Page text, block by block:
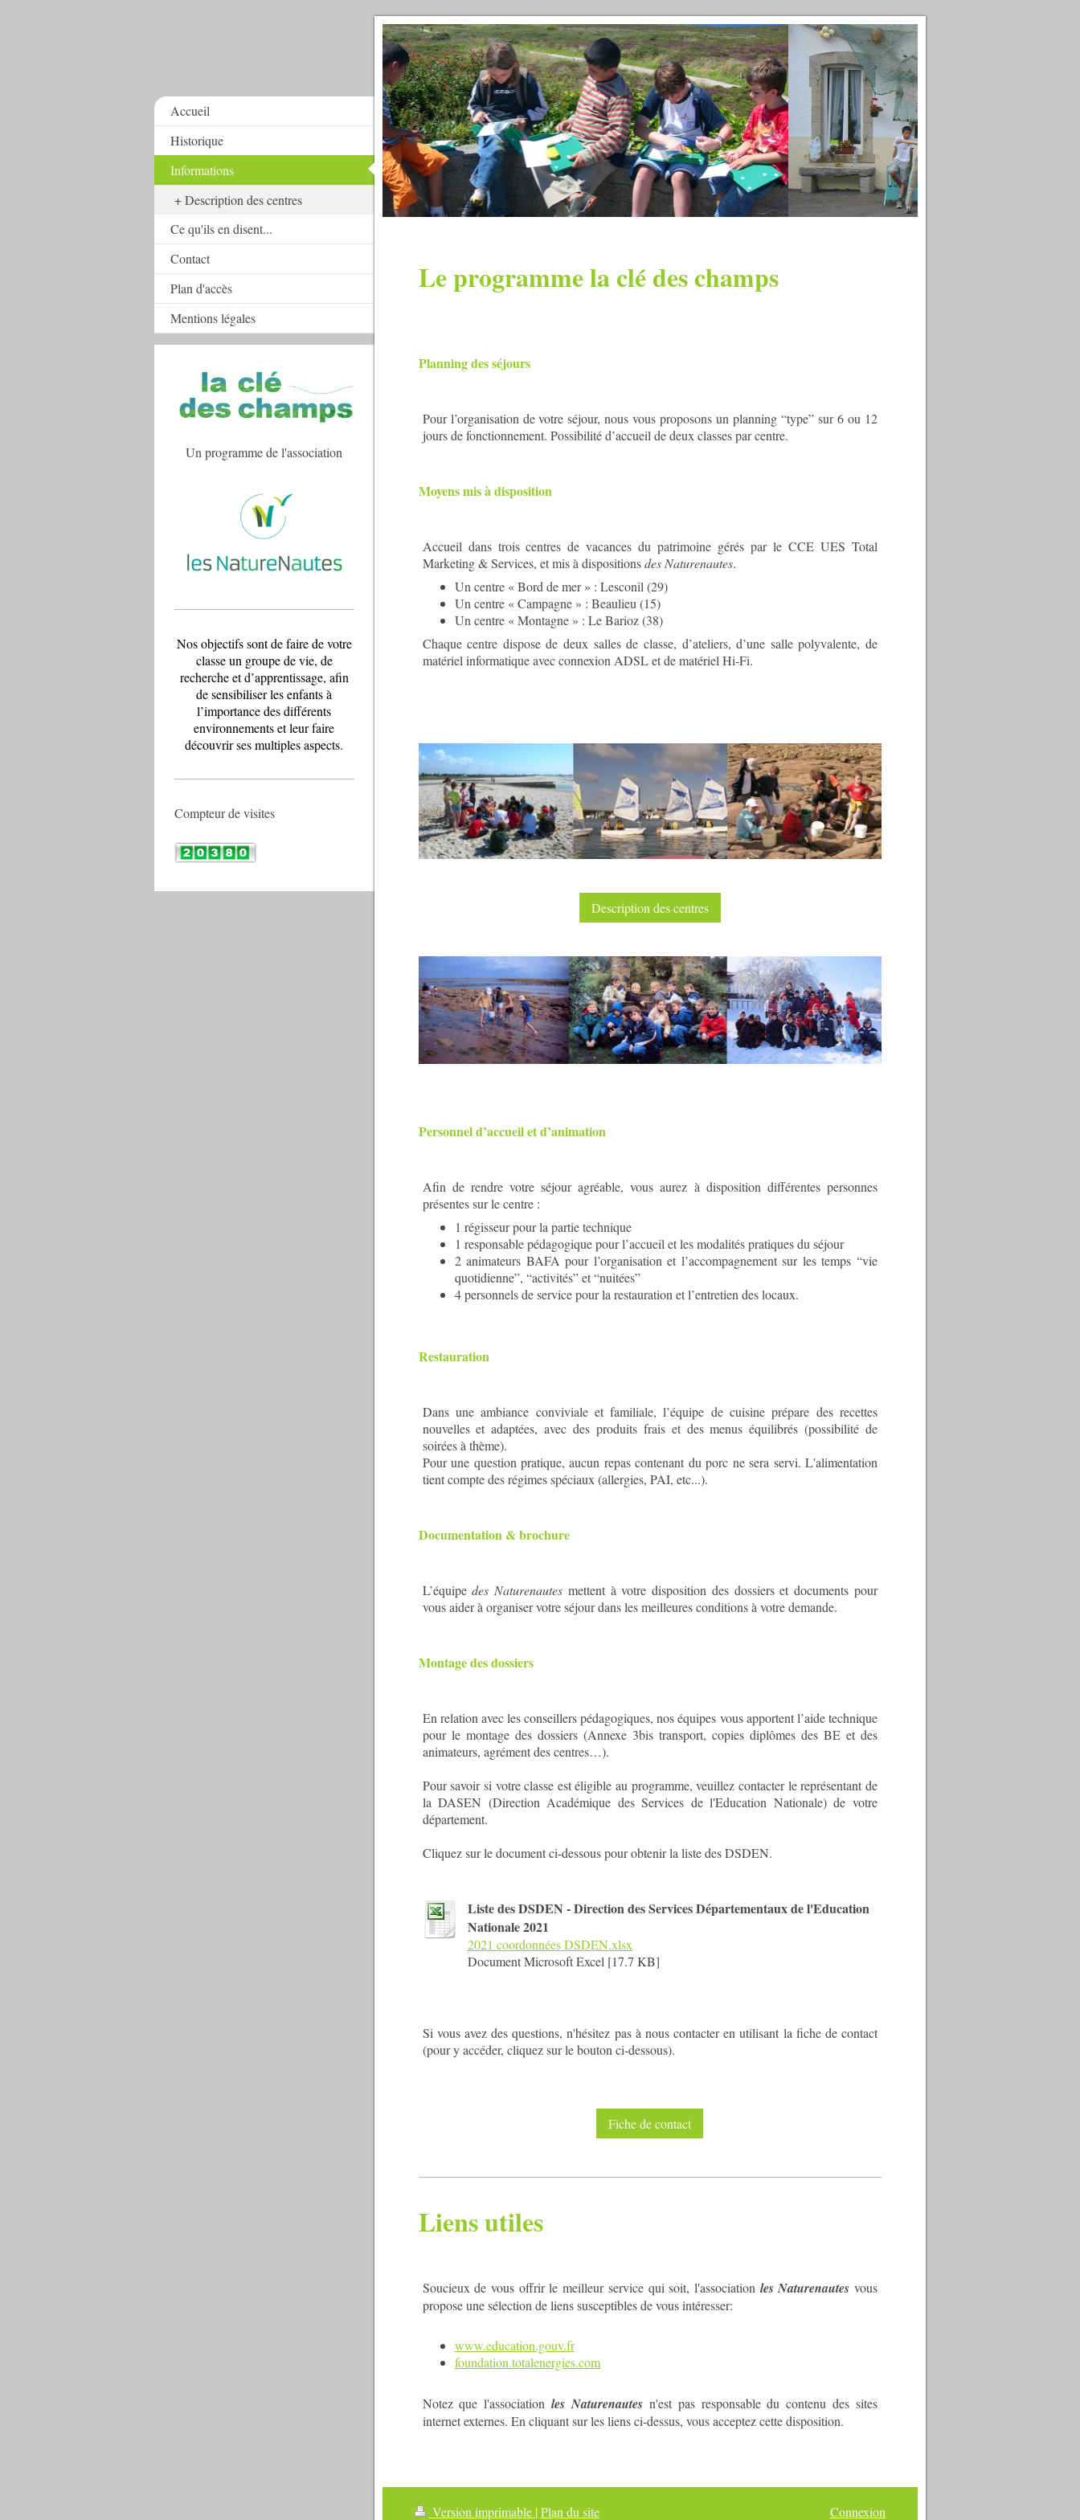
Le programme la clé des champs
Planning des séjours
Pour l’organisation de votre séjour, nous vous proposons un planning “type” sur 6 ou 12
jours de fonctionnement. Possibilité d’accueil de deux classes par centre.
Moyens mis à disposition
Accueil dans trois centres de vacances du patrimoine gérés par le CCE UES Total
Marketing & Services, et mis à dispositionsdes Naturenautes.
Un centre « Bord de mer » : Lesconil (29)
Un centre « Campagne » : Beaulieu (15)
Un centre « Montagne » : Le Barioz (38)
Chaque centre dispose de deux salles de classe, d’ateliers, d’une salle polyvalente, de
matériel informatique avec connexion ADSL et de matériel Hi-Fi.
Description des centres
Personnel d’accueil et d’animation
Afin de rendre votre séjour agréable, vous aurez à disposition différentes personnes
présentes sur le centre :
1 régisseur pour la partie technique
1 responsable pédagogique pour l’accueil et les modalités pratiques du séjour
2 animateurs BAFA pour l’organisation et l’accompagnement sur les temps “vie
quotidienne”, “activités” et “nuitées”
4 personnels de service pour la restauration et l’entretien des locaux.
Restauration
Dans une ambiance conviviale et familiale, l’équipe de cuisine prépare des recettes
nouvelles et adaptées, avec des produits frais et des menus équilibrés (possibilité de
soirées à thème).
Pour une question pratique, aucun repas contenant du porc ne sera servi. L'alimentation
tient compte des régimes spéciaux (allergies, PAI, etc...).
Documentation & brochure
L’équipedes Naturenautes mettent à votre disposition des dossiers et documents pour
vous aider à organiser votre séjour dans les meilleures conditions à votre demande.
Montage des dossiers
En relation avec les conseillers pédagogiques, nos équipes vous apportent l’aide technique
pour le montage des dossiers (Annexe 3bis transport, copies diplômes des BE et des
animateurs, agrément des centres…).
Pour savoir si votre classe est éligible au programme, veuillez contacter le représentant de
la DASEN (Direction Académique des Services de l'Education Nationale) de votre
département.
Cliquez sur le document ci-dessous pour obtenir la liste des DSDEN.
Liste des DSDEN - Direction des Services Départementaux de l'Education
Nationale 2021
2021 coordonnées DSDEN.xlsx
Document Microsoft Excel [17.7 KB]
Si vous avez des questions, n'hésitez pas à nous contacter en utilisant la fiche de contact
(pour y accéder, cliquez sur le bouton ci-dessous).
Fiche de contact
Liens utiles
Soucieux de vous offrir le meilleur service qui soit, l'association les Naturenautes vous
propose une sélection de liens susceptibles de vous intéresser:
www.education.gouv.fr
foundation.totalenergies.com
Notez que l'associationles Naturenautes n'est pas responsable du contenu des sites
internet externes. En cliquant sur les liens ci-dessus, vous acceptez cette disposition.
Version imprimable | Plan du site Connexion
Accueil
Historique
Informations
Description des centres
Ce qu'ils en disent...
Contact
Plan d'accès
Mentions légales
Un programme de l'association
Nos objectifs sont de faire de votre
classe un groupe de vie, de
recherche et d’apprentissage, afin
de sensibiliser les enfants à
l’importance des différents
environnements et leur faire
découvrir ses multiples aspects.
Compteur de visites